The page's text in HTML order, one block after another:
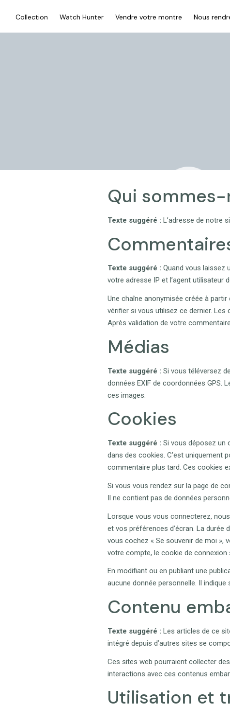
Collection Watch Hunter Vendre votre montre Nous
Qui sommes-
Texte suggéré : L’adresse de notre
Texte suggéré : Quand vous laissez
votre adresse IP et l’agent utilisateur
Une chaîne anonymisée créée à
vérifier si vous utilisez ce dernier.
Après validation de votre
Médias
Texte suggéré : Si vous téléversez
données EXIF de coordonnées GPS.
ces images.
Cookies
Texte suggéré : Si vous déposez un
dans des cookies. C’est uniquement
commentaire plus tard. Ces cookies
Si vous vous rendez sur la page de
Il ne contient pas de données
Lorsque vous vous connecterez,
et vos préférences d’écran. La durée
vous cochez « Se souvenir de moi »,
votre compte, le cookie de connexion
En modifiant ou en publiant une
aucune donnée personnelle. Il indique
Contenu
Texte suggéré : Les articles de ce
intégré depuis d’autres sites se
Ces sites web pourraient collecter
interactions avec ces contenus
Utilisation et